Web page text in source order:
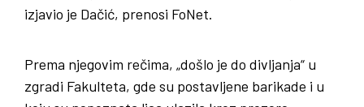
izjavio je Dačić, prenosi FoNet.
Prema njegovim rečima, „došlo je do divljanja“ u
zgradi Fakulteta, gde su postavljene barikade i u